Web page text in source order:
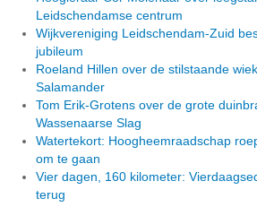
Leidschendamse centrum
Wijkvereniging Leidschendam-Zuid
jubileum
Roeland Hillen over de stilstaande
Salamander
Tom Erik-Grotens over de grote
Wassenaarse Slag
Watertekort: Hoogheemraadschap
om te gaan
Vier dagen, 160 kilometer:
terug